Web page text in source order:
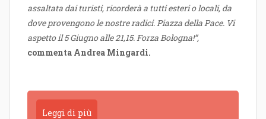
assaltata dai turisti, ricorderà a tutti esteri o locali, da
dove provengono le nostre radici. Piazza della Pace. Vi
aspetto il 5 Giugno alle 21,15. Forza Bologna!”,
commenta Andrea Mingardi.
Leggi di più